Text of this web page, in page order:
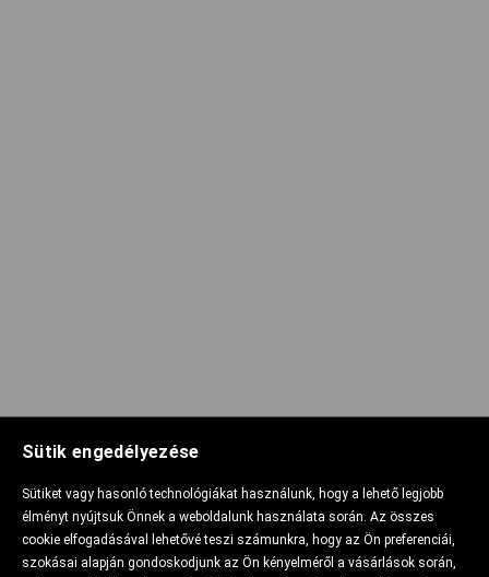
Sütik engedélyezése
Sütiket vagy hasonló technológiákat használunk, hogy a lehető legjobb
élményt nyújtsuk Önnek a weboldalunk használata során. Az összes
cookie elfogadásával lehetővé teszi számunkra, hogy az Ön preferenciái,
szokásai alapján gondoskodjunk az Ön kényelméről a vásárlások során,